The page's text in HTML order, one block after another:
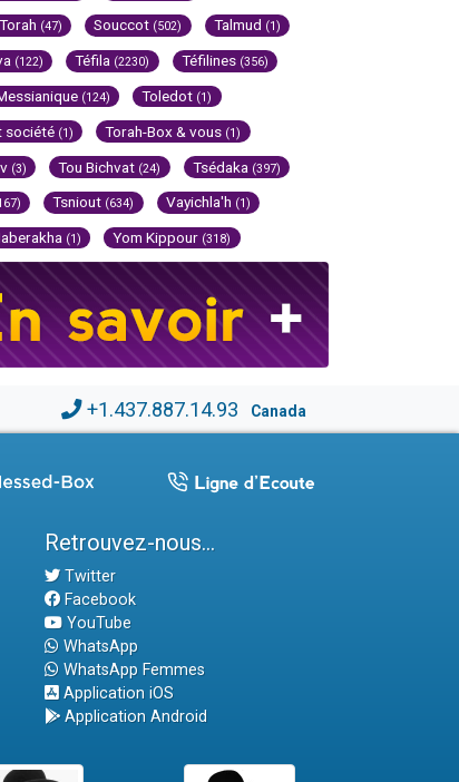
(47) Souccot (502) Talmud (1)
(122) Téfila (2230) Téfilines (356)
(124) Toledot (1)
société (1) Torah-Box & vous (1)
(3) Tou Bichvat (24) Tsédaka (397)
Tsniout (634) Vayichla'h (1)
(1) Yom Kippour (318)
+1.437.887.14.93 Canada
Retrouvez-nous...
Twitter
Facebook
YouTube
WhatsApp
WhatsApp Femmes
Application iOS
Application Android